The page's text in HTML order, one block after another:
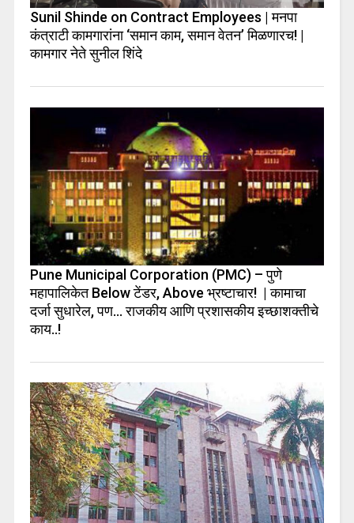
Sunil Shinde on Contract Employees | मनपा
कंत्राटी कामगारांना ‘समान काम, समान वेतन’ मिळणारच! |
कामगार नेते सुनील शिंदे
Pune Municipal Corporation (PMC) – पुणे
महापालिकेत Below टेंडर, Above भ्रष्टाचार! | कामाचा
दर्जा सुधारेल, पण… राजकीय आणि प्रशासकीय इच्छाशक्तीचे
काय..!